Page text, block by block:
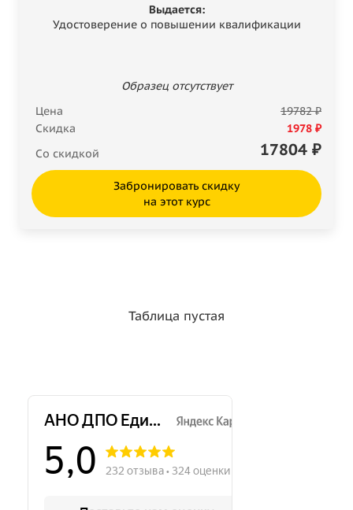
Выдается:
Удостоверение о повышении квалификации
Образец отсутствует
Цена
19782 ₽
Скидка
1978 ₽
Со скидкой
17804 ₽
Забронировать скидку
на этот курс
Таблица пустая